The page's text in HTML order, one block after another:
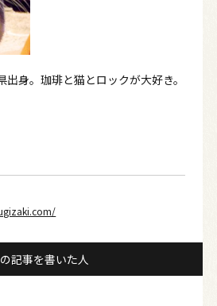
身。珈琲と猫とロックが大好き。
記事を書いた人